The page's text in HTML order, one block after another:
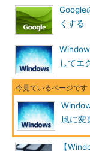
Start Menu 8は、
では、Version 2.4
Start Menu 8のイン
Start Menu 8
Start Menu 8
ダウンロードした
ルサイズ：約
に「
で保存されている
Google
くする
してエ
風に変
【